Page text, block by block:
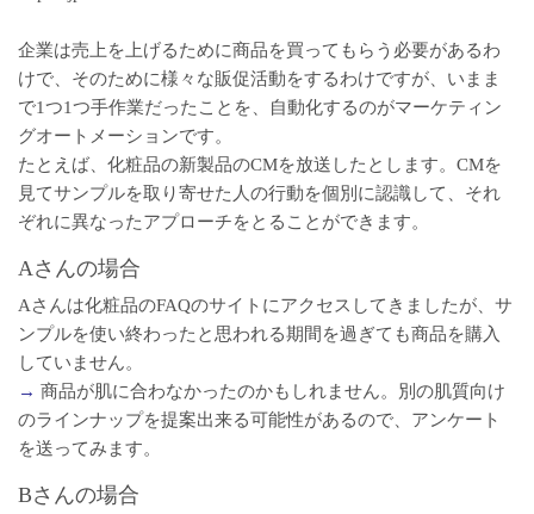
企業は売上を上げるために商品を買ってもらう必要があるわ
けで、そのために様々な販促活動をするわけですが、いまま
で1つ1つ手作業だったことを、自動化するのがマーケティン
グオートメーションです。
たとえば、化粧品の新製品のCMを放送したとします。CMを
見てサンプルを取り寄せた人の行動を個別に認識して、それ
ぞれに異なったアプローチをとることができます。
Aさんの場合
Aさんは化粧品のFAQのサイトにアクセスしてきましたが、サ
ンプルを使い終わったと思われる期間を過ぎても商品を購入
していません。
→ 商品が肌に合わなかったのかもしれません。別の肌質向け
のラインナップを提案出来る可能性があるので、アンケート
を送ってみます。
Bさんの場合